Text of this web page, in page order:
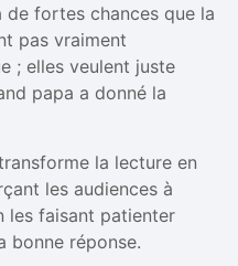
fortes chances que la
pas vraiment
; elles veulent juste
papa a donné la
la lecture en
les audiences à
les faisant patienter
bonne réponse.